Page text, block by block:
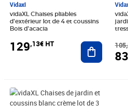
Vidaxl
vidaXL Chaises pliables
d'extérieur lot de 4 et coussins
Bois d'acacia
129,13€ HT Ajouter
83
Prix 176,58€ HT